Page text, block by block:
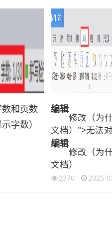
和页数
字数）
编辑
修改（为
文档）">无法
编辑
修改（为
文档）
2370 2025-